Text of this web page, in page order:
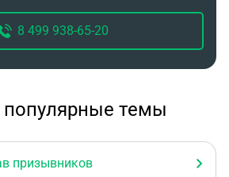
8 499 938-65-20
популярные темы
призывников